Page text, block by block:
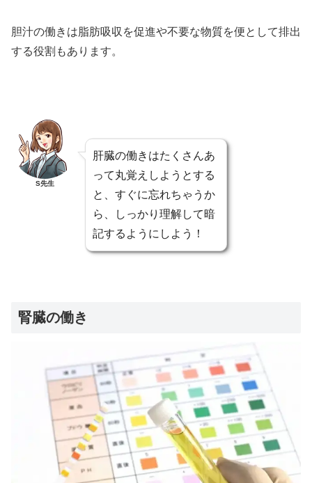
胆汁の働きは脂肪吸収を促進や不要な物質を便として排出
する役割もあります。
S先生
肝臓の働きはたくさんあ
って丸覚えしようとする
と、すぐに忘れちゃうか
ら、しっかり理解して暗
記するようにしよう！
腎臓の働き